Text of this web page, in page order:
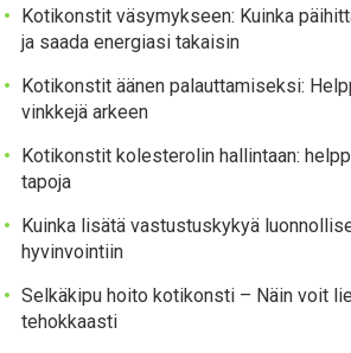
Kotikonstit väsymykseen: Kuinka
ja saada energiasi takaisin
Kotikonstit äänen palauttamiseksi:
vinkkejä arkeen
Kotikonstit kolesterolin hallintaan:
tapoja
Kuinka lisätä vastustuskykyä
hyvinvointiin
Selkäkipu hoito kotikonsti – Näin voit
tehokkaasti